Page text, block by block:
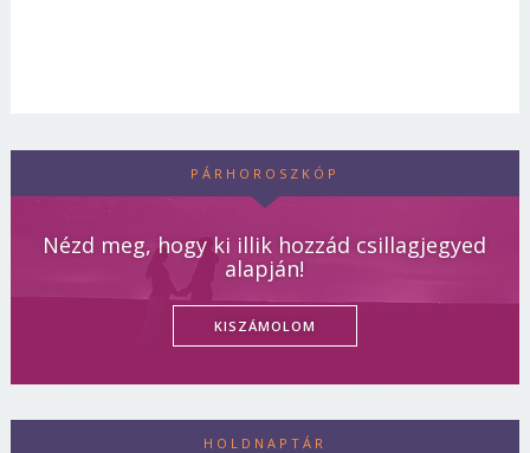
PÁRHOROSZKÓP
Nézd meg, hogy ki illik hozzád csillagjegyed
alapján!
KISZÁMOLOM
HOLDNAPTÁR